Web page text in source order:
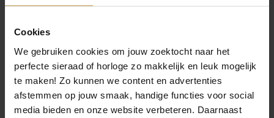
Cookies
We gebruiken cookies om jouw zoektocht naar het
perfecte sieraad of horloge zo makkelijk en leuk mogelijk
te maken! Zo kunnen we content en advertenties
afstemmen op jouw smaak, handige functies voor social
media bieden en onze website verbeteren. Daarnaast
DAMES TITANIUM
BOCCIA 3277-03 HORLOGE
DAMES TITANIUM
GOUDKLEURIG
Levertijd: 2-3 werkdagen
€139,00